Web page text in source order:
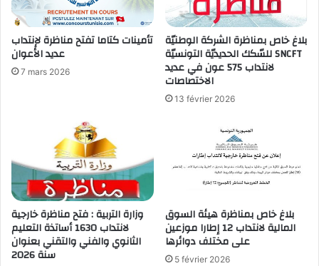
تأمينات كتاما تفتح مناظرة لإنتداب
عديد الأعوان
7 mars 2026
بلاغ خاص بمناظرة الشركة الوطنيّة
للسّكك الحديديّة التونسيّة SNCFT
لانتداب 575 عون في عديد
الاختصاصات
13 février 2026
وزارة التربية : فتح مناظرة خارجية
لانتداب 1630 أساتذة التعليم
الثانوي والفني والتقني بعنوان
سنة 2026
بلاغ خاص بمناظرة هيئة السوق
المالية لانتداب 12 إطارا موزعين
على مختلف دوائرها
5 février 2026